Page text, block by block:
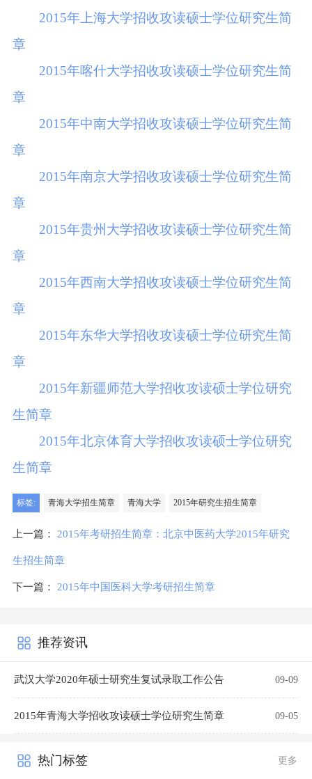
2015年上海大学招收攻读硕士学位研究生简
章
2015年喀什大学招收攻读硕士学位研究生简
章
2015年中南大学招收攻读硕士学位研究生简
章
2015年南京大学招收攻读硕士学位研究生简
章
2015年贵州大学招收攻读硕士学位研究生简
章
2015年西南大学招收攻读硕士学位研究生简
章
2015年东华大学招收攻读硕士学位研究生简
章
2015年新疆师范大学招收攻读硕士学位研究
生简章
2015年北京体育大学招收攻读硕士学位研究
生简章
标签: 青海大学招生简章 青海大学 2015年研究生招生简章
上一篇： 2015年考研招生简章：北京中医药大学2015年研究
生招生简章
下一篇： 2015年中国医科大学考研招生简章
推荐资讯
武汉大学2020年硕士研究生复试录取工作公告 09-09
2015年青海大学招收攻读硕士学位研究生简章 09-05
热门标签 更多